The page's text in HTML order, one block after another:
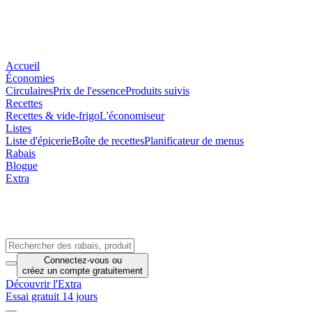
Accueil
Économies
CirculairesPrix de l'essenceProduits suivis
Recettes
Recettes & vide-frigoL'économiseur
Listes
Liste d'épicerieBoîte de recettesPlanificateur de menus
Rabais
Blogue
Extra
Connectez-vous ou
créez un compte gratuitement
Découvrir l'Extra
Essai gratuit 14 jours